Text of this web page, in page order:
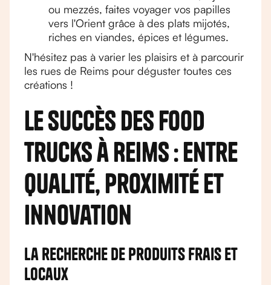
ou mezzés, faites voyager vos papilles
vers l'Orient grâce à des plats mijotés,
riches en viandes, épices et légumes.
N'hésitez pas à varier les plaisirs et à parcourir
les rues de Reims pour déguster toutes ces
créations !
Le succès des food
trucks à Reims : entre
qualité, proximité et
innovation
La recherche de produits frais et
locaux